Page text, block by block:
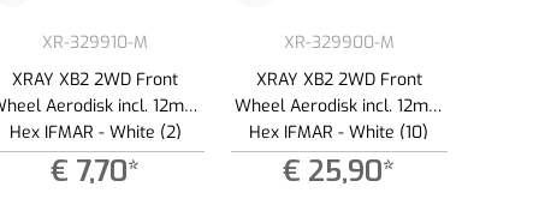
XR-329910-M
XRAY XB2 2WD Front
Aerodisk incl. 12mm
Hex IFMAR - White (2)
€ 7,70*
XR-329900-M
XRAY XB2 2WD Front
Wheel Aerodisk incl. 12mm
Hex IFMAR - White (10)
€ 25,90*